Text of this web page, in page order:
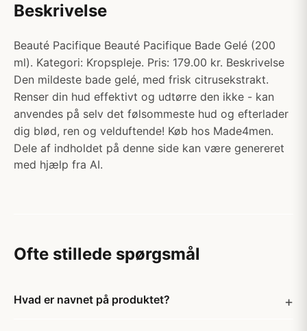
Beskrivelse
Beauté Pacifique Beauté Pacifique Bade Gelé (200
ml). Kategori: Kropspleje. Pris: 179.00 kr. Beskrivelse
Den mildeste bade gelé, med frisk citrusekstrakt.
Renser din hud effektivt og udtørre den ikke - kan
anvendes på selv det følsommeste hud og efterlader
dig blød, ren og velduftende! Køb hos Made4men.
Dele af indholdet på denne side kan være genereret
med hjælp fra AI.
Ofte stillede spørgsmål
Hvad er navnet på produktet?